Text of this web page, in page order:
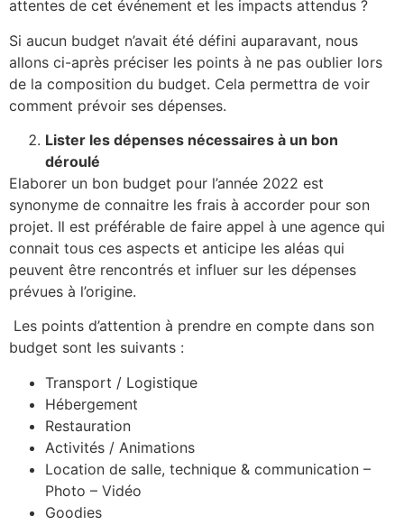
attentes de cet événement et les impacts attendus ?
Si aucun budget n’avait été défini auparavant, nous
allons ci-après préciser les points à ne pas oublier lors
de la composition du budget. Cela permettra de voir
comment prévoir ses dépenses.
Lister les dépenses nécessaires à un bon
déroulé
Elaborer un bon budget pour l’année 2022 est
synonyme de connaitre les frais à accorder pour son
projet. Il est préférable de faire appel à une agence qui
connait tous ces aspects et anticipe les aléas qui
peuvent être rencontrés et influer sur les dépenses
prévues à l’origine.
Les points d’attention à prendre en compte dans son
budget sont les suivants :
Transport / Logistique
Hébergement
Restauration
Activités / Animations
Location de salle, technique & communication –
Photo – Vidéo
Goodies